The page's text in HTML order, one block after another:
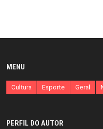
MENU
Cultura Esporte Geral
PERFIL DO AUTOR